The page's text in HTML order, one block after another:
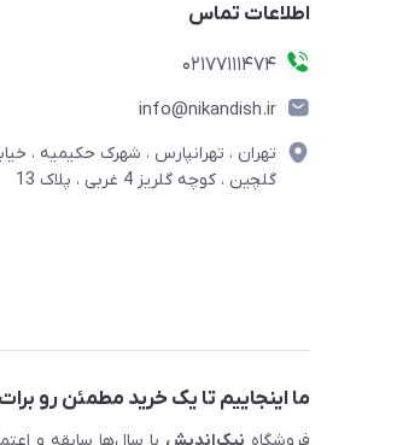
اطلاعات تماس
02177111474
info@nikandish.ir
تهران ، تهرانپارس ، شهرک حکیمیه ،
گلچین ، کوچه گلریز 4 غربی ، پلاک 13
ما اینجاییم تا یک خرید مطمئن رو